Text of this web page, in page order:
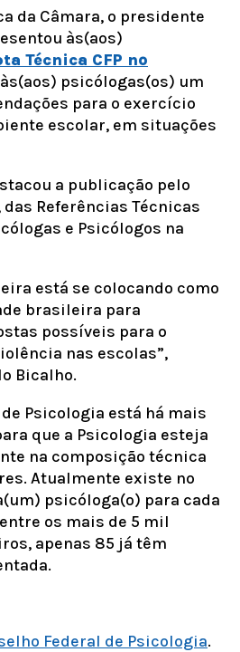
da Câmara, o presidente
às(aos)
Técnica CFP nº
psicólogas(os) um
para o exercício
escolar, em situações
a publicação pelo
das Referências Técnicas
e Psicólogos na
está se colocando como
brasileira para
possíveis para o
nas escolas”,
Bicalho.
Psicologia está há mais
que a Psicologia esteja
na composição técnica
Atualmente existe no
psicóloga(o) para cada
os mais de 5 mil
apenas 85 já têm
Federal de Psicologia.